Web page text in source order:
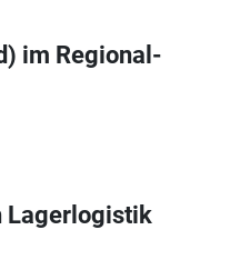
im Regional-
Lagerlogistik